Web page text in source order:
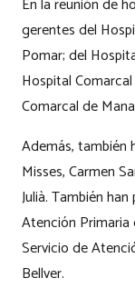
En la reunión de
gerentes del
Pomar; del
Hospital
Comarcal de
Además, también
Misses, Carmen
Julià. También
Atención Primaria
Servicio de
Bellver.